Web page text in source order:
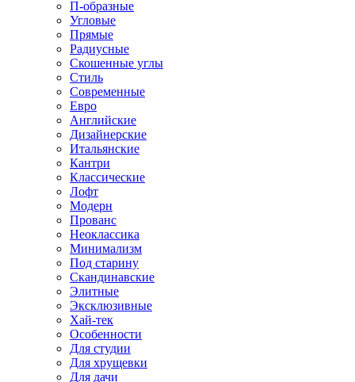
П-образные
Угловые
Прямые
Радиусные
Скошенные углы
Стиль
Современные
Евро
Английские
Дизайнерские
Итальянские
Кантри
Классические
Лофт
Модерн
Прованс
Неоклассика
Минимализм
Под старину
Скандинавские
Элитные
Эксклюзивные
Хай-тек
Особенности
Для студии
Для хрущевки
Для дачи